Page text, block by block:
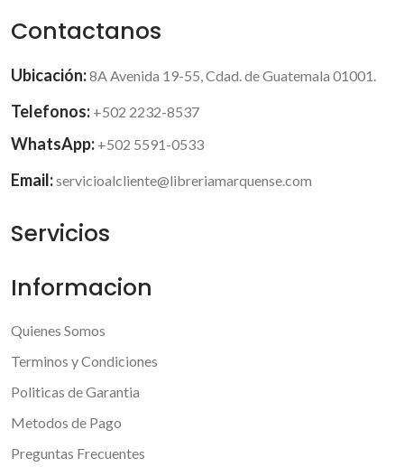
Contactanos
Ubicación:8A Avenida 19-55, Cdad. de Guatemala 01001.
Telefonos: +502 2232-8537
WhatsApp: +502 5591-0533
Email:servicioalcliente@libreriamarquense.com
Servicios
Informacion
Quienes Somos
Terminos y Condiciones
Politicas de Garantia
Metodos de Pago
Preguntas Frecuentes